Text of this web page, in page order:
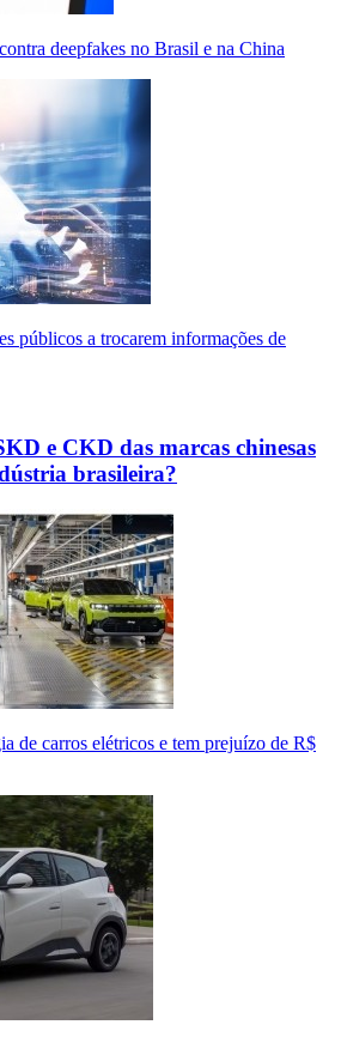
deepfakes no Brasil e na China
públicos a trocarem informações de
e CKD das marcas chinesas
brasileira?
de carros elétricos e tem prejuízo de R$